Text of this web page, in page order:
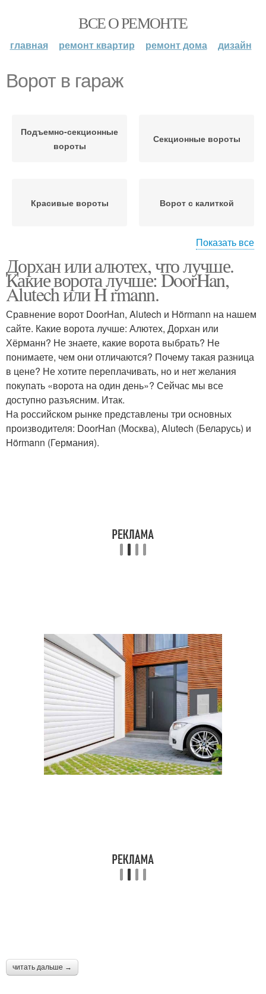
ВСЕ О РЕМОНТЕ
главная ремонт квартир ремонт дома дизайн
Ворот в гараж
Подъемно-секционные
вороты
Секционные вороты
Красивые вороты Ворот с калиткой
Гаражные вороты
Показать все
Дорхан или алютех, что лучше.
Какие ворота лучше: DoorHan,
Alutech или H rmann.
Сравнение ворот DoorHan, Alutech и Hörmann на нашем
сайте. Какие ворота лучше: Алютех, Дорхан или
Хёрманн? Не знаете, какие ворота выбрать? Не
понимаете, чем они отличаются? Почему такая разница
в цене? Не хотите переплачивать, но и нет желания
покупать «ворота на один день»? Сейчас мы все
доступно разъясним. Итак.
На российском рынке представлены три основных
производителя: DoorHan (Москва), Alutech (Беларусь) и
Hörmann (Германия).
читать дальше →